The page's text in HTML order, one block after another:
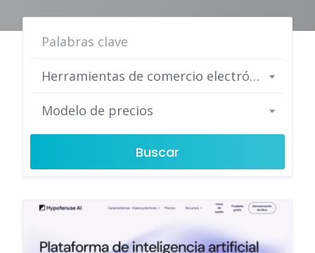
Herramientas de comercio electrónico
Modelo de precios
Buscar